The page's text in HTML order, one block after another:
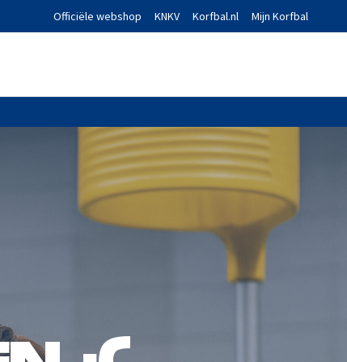
Officiële webshop KNKV Korfbal.nl Mijn Korfbal